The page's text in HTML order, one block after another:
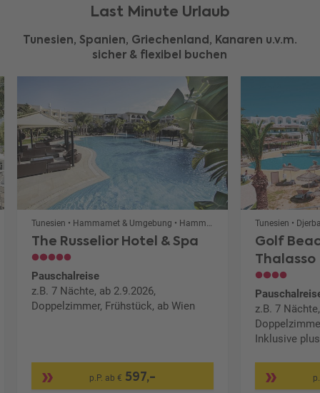
Last Minute Urlaub
Tunesien, Spanien, Griechenland, Kanaren u.v.m.
sicher & flexibel buchen
The Russelior Hotel & Spa
Pauschalreise
z.B. 7 Nächte, ab 2.9.2026,
Doppelzimmer, Frühstück, ab Wien
p.P. ab € 597,-
Tunesien •
Golf
Thalasso
z.B. 7
Inklusive